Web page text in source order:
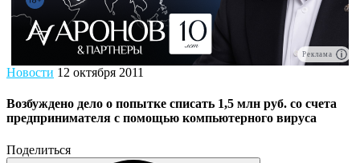
Реклама
Новости 12 октября 2011
Возбуждено дело о попытке списать 1,5 млн руб. со счета
предпринимателя с помощью компьютерного вируса
Поделиться